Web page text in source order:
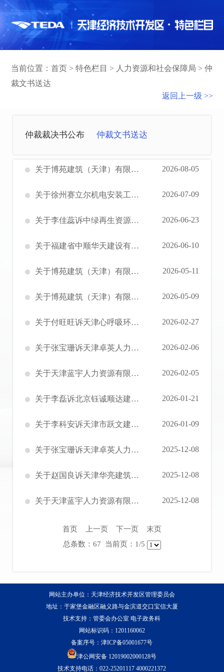
当前位置：首页 >特色栏目 > 人力资源和社会保障局 >仲
裁文书送达
返回上一级 >>
仲裁裁决书公布 仲裁文书送达
关于博苑建筑（天津）有限公司工伤劳动能力鉴定结论书送达的公告 2026-08-05
关于徐州赛立尔机电安装工程有限公司工伤劳动能力鉴定结论书送达的公告 2026-07-09
关于李佳蕊诉中绿再生资源产业科技（天津）有限责任公司劳动争议案件（津滨劳人仲案字（2026）第40544号）应诉、开庭通知书等法律文书的公告 2026-06-23
关于福建省中顺华天建设有限公司工伤职工停工留薪期确认通知书送达的公告 2026-06-10
关于博苑建筑（天津）有限公司工伤职工停工留薪期确认通知书送达的公告 2026-05-11
关于博苑建筑（天津）有限公司工伤劳动能力鉴定结论书送达的公告 2026-05-09
关于付旺旺诉天津心呼吸环保科技有限公司劳动人事争议仲裁案件（津滨劳人仲案字[2025]第40516号）裁决书的公告 2026-02-27
关于张宝珊诉天津卓英人力资源服务有限公司劳动人事争议仲裁案件 （津滨劳人仲裁字[2025]第40525号裁决书的公告 2026-02-06
关于天津蓝宇人力资源有限公司工伤劳动能力鉴定结论书送达的公告 2026-02-05
关于李磊诉北京钰诚顺达建筑工程有限公司劳动人事争议仲裁案件 （津滨劳人仲案字[2025]第40672号）开庭通知书的公告 2026-01-21
关于李科安诉天津市跃文建筑工程有限公司劳动人事争议仲裁案件（津滨劳人仲案字[2025]第40670号）开庭通知书的公告 2026-01-09
关于张宝珊诉天津卓英人力资源服务有限公司劳动人事争议仲裁案件（津滨劳人仲案字[2025]第40525号）开庭通知书的公告 2025-12-08
关于赵国良诉天津华亮建筑工程有限公司劳动人事争议仲裁案件（津滨劳人仲裁字[2025]第40413号裁决书的公告 2025-12-08
关于天津蓝宇人力资源有限公司工伤劳动能力鉴定受理告知书送达的公告 2025-12-08
首页 上一页 下一页
末页
总条数：67 当前页：1/5
网站主办单位：天津经济技术开发区管理委员会
地址：于家堡金融区融义路与金滨道交口宝信大厦
技术支持：管委会办公室 电子政务科
网站标识码：1201160062
备案序号：津ICP备05001677号
津公网安备 12019002000128号
技术支持电话：022-25201117 4000221372